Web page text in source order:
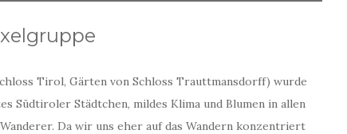
Tirol, Gärten von Schloss Trauttmansdorff) wurde
Südtiroler Städtchen, mildes Klima und Blumen in allen
Da wir uns eher auf das Wandern konzentriert